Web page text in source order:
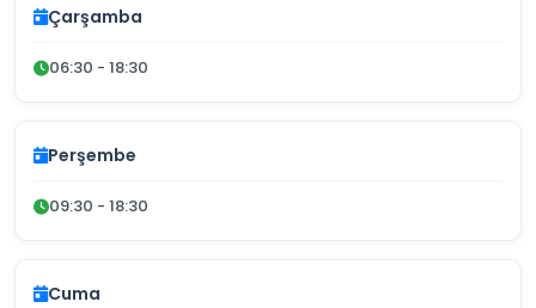
Çarşamba
06:30 - 18:30
Perşembe
09:30 - 18:30
Cuma